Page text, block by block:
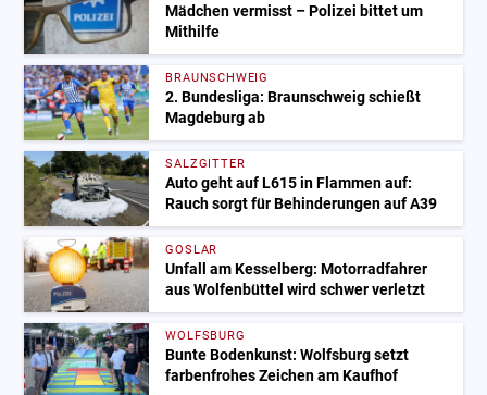
Mädchen vermisst – Polizei bittet um
Mithilfe
BRAUNSCHWEIG
2. Bundesliga: Braunschweig schießt
Magdeburg ab
SALZGITTER
Auto geht auf L615 in Flammen auf:
Rauch sorgt für Behinderungen auf A39
GOSLAR
Unfall am Kesselberg: Motorradfahrer
aus Wolfenbüttel wird schwer verletzt
WOLFSBURG
Bunte Bodenkunst: Wolfsburg setzt
farbenfrohes Zeichen am Kaufhof